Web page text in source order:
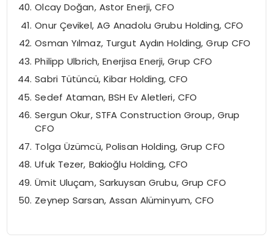
Olcay Doğan, Astor Enerji, CFO
Onur Çevikel, AG Anadolu Grubu Holding, CFO
Osman Yılmaz, Turgut Aydın Holding, Grup CFO
Philipp Ulbrich, Enerjisa Enerji, Grup CFO
Sabri Tütüncü, Kibar Holding, CFO
Sedef Ataman, BSH Ev Aletleri, CFO
Sergun Okur, STFA Construction Group, Grup
CFO
Tolga Üzümcü, Polisan Holding, Grup CFO
Ufuk Tezer, Bakioğlu Holding, CFO
Ümit Uluçam, Sarkuysan Grubu, Grup CFO
Zeynep Sarsan, Assan Alüminyum, CFO